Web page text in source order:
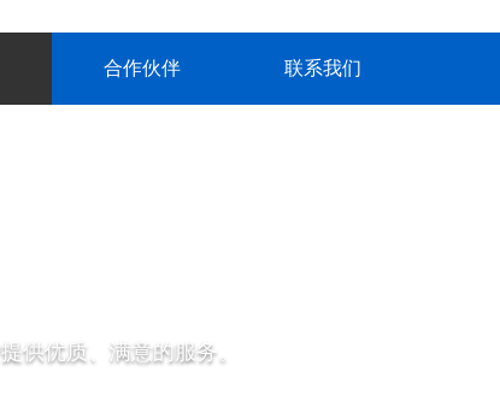
合作伙伴 联系我们
供优质、满意的服务。